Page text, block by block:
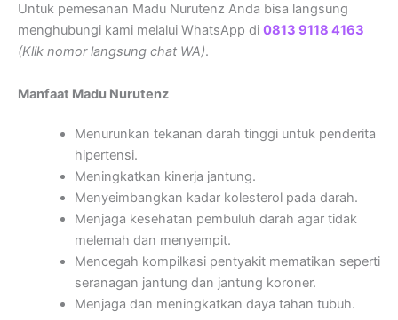
Untuk pemesanan Madu Nurutenz Anda bisa langsung
menghubungi kami melalui WhatsApp di 0813 9118 4163
(Klik nomor langsung chat WA).
Manfaat Madu Nurutenz
Menurunkan tekanan darah tinggi untuk penderita
hipertensi.
Meningkatkan kinerja jantung.
Menyeimbangkan kadar kolesterol pada darah.
Menjaga kesehatan pembuluh darah agar tidak
melemah dan menyempit.
Mencegah kompilkasi pentyakit mematikan seperti
seranagan jantung dan jantung koroner.
Menjaga dan meningkatkan daya tahan tubuh.